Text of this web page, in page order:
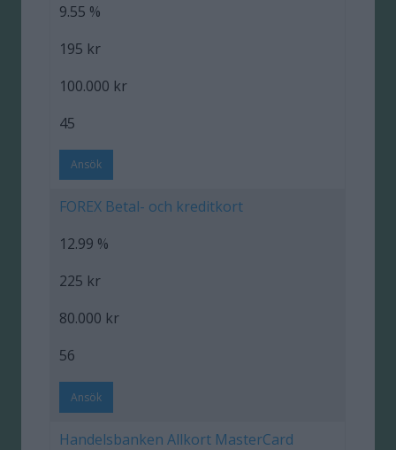
9.55 %
195 kr
100.000 kr
45
Ansök
FOREX Betal- och kreditkort
12.99 %
225 kr
80.000 kr
56
Ansök
Handelsbanken Allkort MasterCard